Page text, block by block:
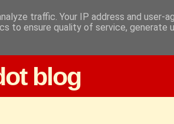
blog
traffic. Your IP address and user-
to ensure quality of service, generate